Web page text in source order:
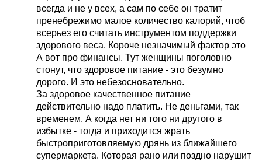
всегда и не у всех, а сам по себе он тратит
пренебрежимо малое количество калорий, чтоб
всерьез его считать инструментом поддержки
здорового веса. Короче незначимый фактор это
А вот про финансы. Тут женщины поголовно
стонут, что здоровое питание - это безумно
дорого. И это небезосновательно.
За здоровое качественное питание
действительно надо платить. Не деньгами, так
временем. А когда нет ни того ни другого в
избытке - тогда и приходится жрать
быстроприготовляемую дрянь из ближайшего
супермаркета. Которая рано или поздно нарушит